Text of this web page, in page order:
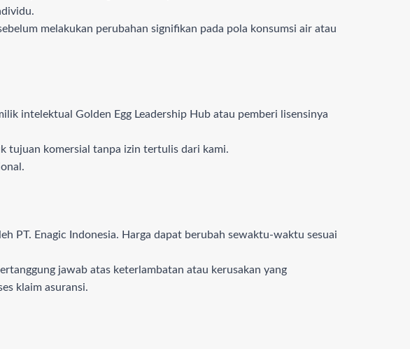
melakukan perubahan signifikan pada pola konsumsi air atau
intelektual Golden Egg Leadership Hub atau pemberi lisensinya
tujuan komersial tanpa izin tertulis dari kami.
PT. Enagic Indonesia. Harga dapat berubah sewaktu-waktu sesuai
jawab atas keterlambatan atau kerusakan yang
klaim asuransi.